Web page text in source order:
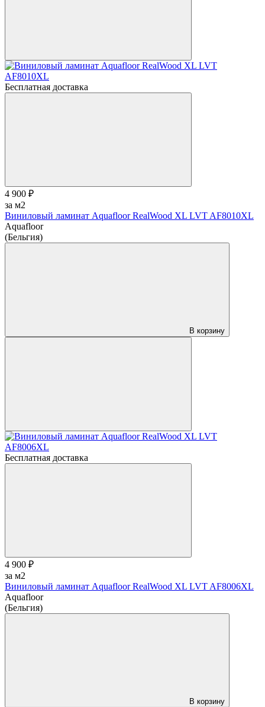
Бесплатная доставка
4 900 ₽
за м2
Виниловый ламинат Aquafloor RealWood XL LVT AF8010XL
Aquafloor
(Бельгия)
В корзину
Бесплатная доставка
4 900 ₽
за м2
Виниловый ламинат Aquafloor RealWood XL LVT AF8006XL
Aquafloor
(Бельгия)
В корзину